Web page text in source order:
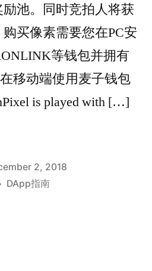
池。同时竞拍人将获
买像素需要您在PC安
等钱包并拥有
移动端使用麦子钱包
is played with […]
2, 2018
Tags:
DApp指南